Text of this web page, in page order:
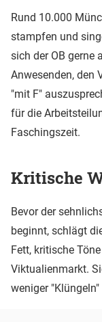
Rund 10.000
stampfen und
sich der OB gerne
Anwesenden, den
"mit F"
für die
Faschingszeit.
Kritische
Bevor der
beginnt, schlägt
Fett, kritische
Viktualienmarkt.
weniger